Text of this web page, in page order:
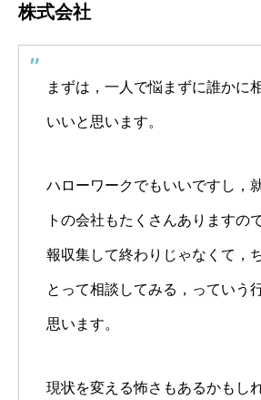
株式会社
まずは，一人で悩まずに誰かに
いいと思います。
ハローワークでもいいですし，
トの会社もたくさんありますの
報収集して終わりじゃなくて，
とって相談してみる，っていう
思います。
現状を変える怖さもあるかもし